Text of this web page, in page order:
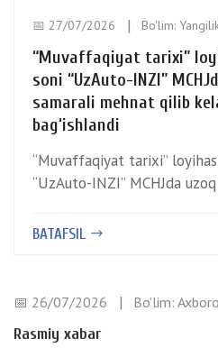
📅 27/07/2026 Bo'lim:
“Muvaffaqiyat tarixi”
soni “UzAuto-INZI”
samarali mehnat qilib
bag‘ishlandi
“Muvaffaqiyat tarixi”
“UzAuto-INZI” MCHJda uzoq
BATAFSIL
📅 26/07/2026 Bo'lim:
Rasmiy xabar